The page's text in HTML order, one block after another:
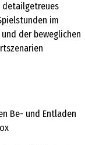
detailgetreues
im
der beweglichen
Be- und Entladen